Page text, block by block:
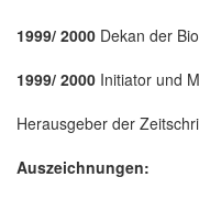
1999/ 2000 Dekan der
1999/ 2000 Initiator und
Herausgeber der
Auszeichnungen: